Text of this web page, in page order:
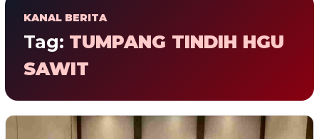
KANAL BERITA
Tag: TUMPANG TINDIH HGU
SAWIT